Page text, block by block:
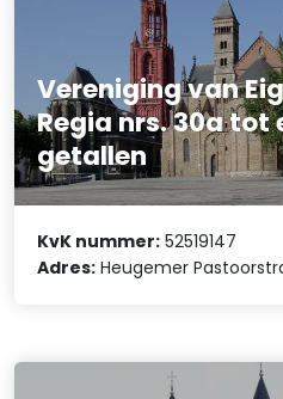
Vereniging van
Regia nrs. 30a tot
getallen
KvK nummer: 52519147
Adres: Heugemer